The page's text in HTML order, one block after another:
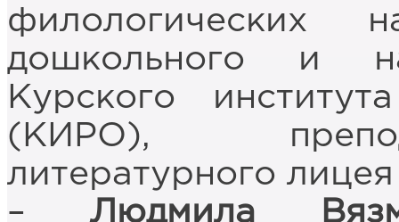
филологических
дошкольного и
Курского
(КИРО),
литературного
–Людмила